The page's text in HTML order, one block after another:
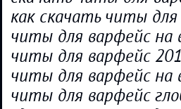
как скачать читы
читы для варфейс на
читы для варфейс
читы для варфейс на
читы для варфейс